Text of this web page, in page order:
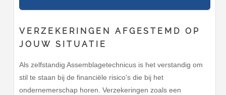
VERZEKERINGEN AFGESTEMD OP
JOUW SITUATIE
Als zelfstandig Assemblagetechnicus is het verstandig om
stil te staan bij de financiële risico's die bij het
ondernemerschap horen. Verzekeringen zoals een